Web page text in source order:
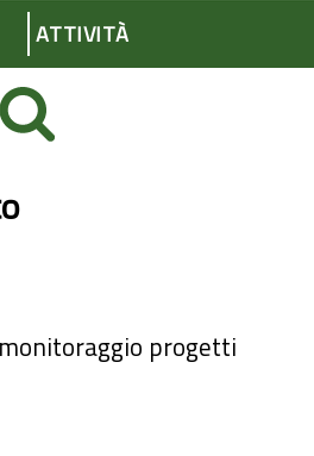
ATTIVITÀ
progetti